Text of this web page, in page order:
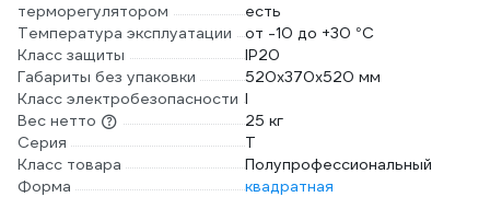
терморегулятором
есть
Температура эксплуатации
от -10 до +30 °С
Класс защиты
IP20
Габариты без упаковки
520х370х520 мм
Класс электробезопасности I
Вес нетто
25 кг
Серия
T
Класс товара
Полупрофессиональный
Форма
квадратная